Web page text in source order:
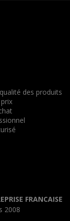
des produits
FRANCAISE
2008